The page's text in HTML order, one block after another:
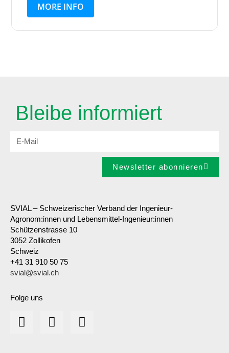
MORE INFO
Bleibe informiert
Newsletter abonnieren
SVIAL – Schweizerischer Verband der Ingenieur-
Agronom:innen und Lebensmittel-Ingenieur:innen
Schützenstrasse 10
3052 Zollikofen
Schweiz
+41 31 910 50 75
svial@svial.ch
Folge uns